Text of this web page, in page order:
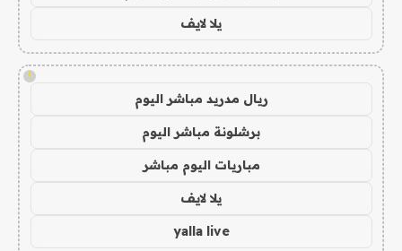
يلا لايف
!
ريال مدريد مباشر اليوم
برشلونة مباشر اليوم
مباريات اليوم مباشر
يلا لايف
yalla live